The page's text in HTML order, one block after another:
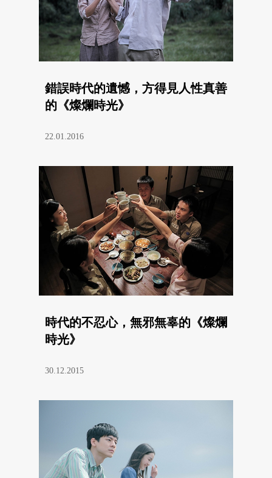
錯誤時代的遺憾，方得見人性真善
的《燦爛時光》
22.01.2016
時代的不忍心，無邪無辜的《燦爛
時光》
30.12.2015